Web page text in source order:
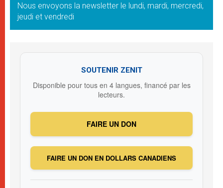
Nous envoyons la newsletter le lundi, mardi, mercredi,
jeudi et vendredi
SOUTENIR ZENIT
Disponible pour tous en 4 langues, financé par les
lecteurs.
FAIRE UN DON
FAIRE UN DON EN DOLLARS CANADIENS